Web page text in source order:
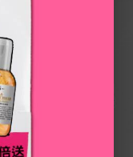
淡斑精華內層亮白
三酸精華外層通透
亮白透出來了！